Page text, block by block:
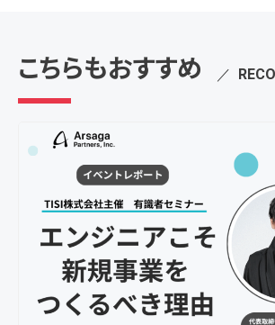
こちらもおすすめ ／